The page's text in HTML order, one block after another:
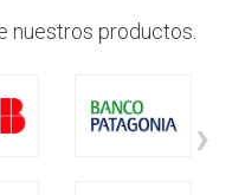
nuestros productos.
›